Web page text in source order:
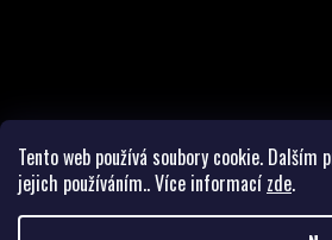
Tento web používá soubory cookie.
jejich používáním.. Více informací zde.